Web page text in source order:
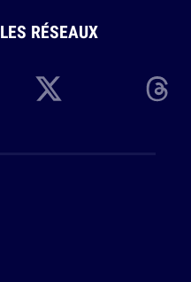
LES RÉSEAUX